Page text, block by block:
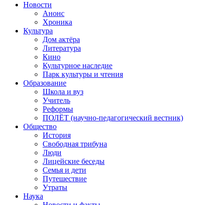
Новости
Анонс
Хроника
Культура
Дом актёра
Литература
Кино
Культурное наследие
Парк культуры и чтения
Образование
Школа и вуз
Учитель
Реформы
ПОЛЁТ (научно-педагогический вестник)
Общество
История
Свободная трибуна
Люди
Лицейские беседы
Семья и дети
Путешествие
Утраты
Наука